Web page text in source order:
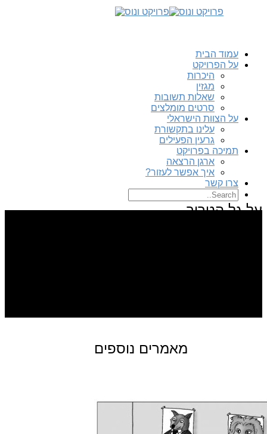
עמוד הבית
על הפרויקט
היכרות
מגזין
שאלות תשובות
סרטים מומלצים
על הצוות הישראלי
עלינו בתקשורת
גרעין הפעילים
תמיכה בפרויקט
ארגן הרצאה
איך אפשר לעזור?
צרו קשר
על גל הטרור
מאמרים נוספים